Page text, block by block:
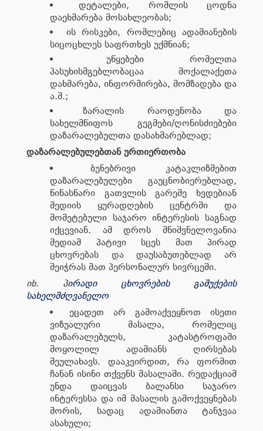
დეტალები, რომლის ცოდნა
დაეხმარება მოსახლეობას;
ის რისკები, რომლებიც ადამიანების
სიცოცხლეს საფრთხეს უქმნიან;
უწყებები რომელთა
პასუხისმგებლობაცაა მოქალაქეთა
დახმარება, ინფორმირება, მომზადება და
ა.შ.;
ზარალის რაოდენობა და
სახელმწიფოს გეგმები/ღონისძიებები
დაზარალებულთა დასახმარებლად;
დაზარალებულებთან ურთიერთობა
ბუნებრივი კატაკლიზმებით
დაზარალებულები გაუცნობიერებლად,
წინასწარი გათვლის გარეშე ხვდებიან
მედიის ყურადღების ცენტრში და
მომეტებული საჯარო ინტერესის საგნად
იქცევიან. ამ დროს მნიშვნელოვანია
მედიამ პატივი სცეს მათ პირად
ცხოვრებას და დაუსაბუთებლად არ
შეიჭრას მათ პერსონალურ სივრცეში.
იხ. პირადი ცხოვრების გაშუქების
სახელმძღვანელო
ეცადეთ არ გამოაქვეყნოთ ისეთი
ვიზუალური მასალა, რომელიც
დაზარალებულს, კატასტროფაში
მოყოლილ ადამიანს ღირსებას
შეულახავს. დააკვირდით, რა ფორმით
ჩანან ისინი თქვენს მასალაში. რედაქციამ
უნდა დაიცვას ბალანსი საჯარო
ინტერესსა და იმ მასალის გამოქვეყნებას
შორის, სადაც ადამიანთა ტანჯვაა
ასახული;